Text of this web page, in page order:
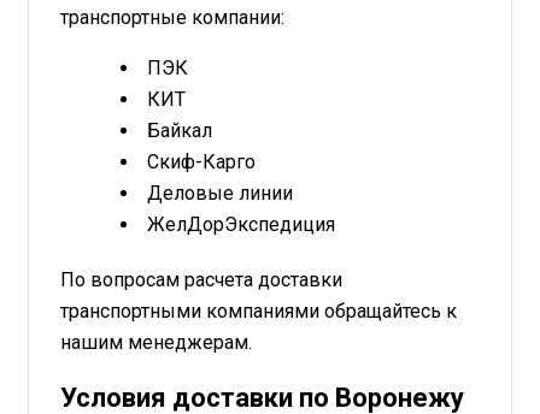
транспортные компании:
ПЭК
КИТ
Байкал
Скиф-Карго
Деловые линии
ЖелДорЭкспедиция
По вопросам расчета доставки
транспортными компаниями обращайтесь к
нашим менеджерам.
Условия доставки по Воронежу